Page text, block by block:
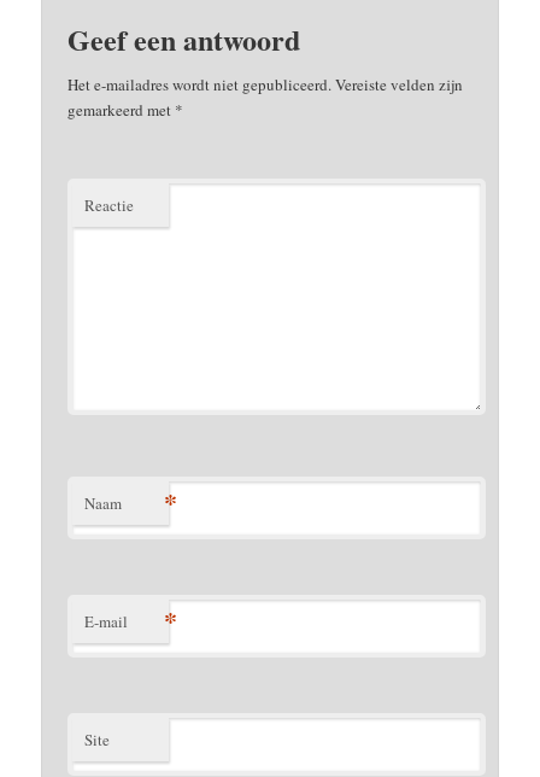
Geef een antwoord
Het e-mailadres wordt niet gepubliceerd.Vereiste velden zijn
gemarkeerd met *
Reactie
Naam *
E-mail *
Site